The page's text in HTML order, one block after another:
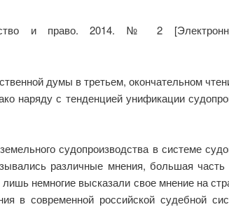
и право. 2014. № 2
думы в третьем, окончательном
наряду с тенденцией унификации
судопроизводства в системе
различные мнения, большая
немногие высказали свое мнение на
в современной российской судебной